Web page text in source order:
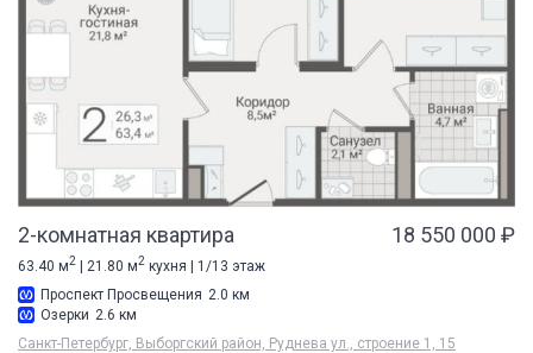
2-комнатная квартира 18 550 000 ₽
63.40 м2 | 21.80 м2 кухня | 1/13 этаж
Проспект Просвещения 2.0 км
Озерки 2.6 км
Санкт-Петербург, Выборгский район, Руднева ул., строение 1, 15